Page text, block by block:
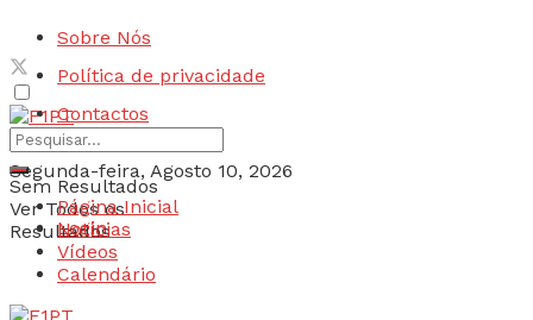
Sobre Nós
Política de privacidade
Contactos
Segunda-feira, Agosto 10, 2026
Login
Sem Resultados
Ver Todos os
Resultados
Página Inicial
Notícias
Vídeos
Calendário